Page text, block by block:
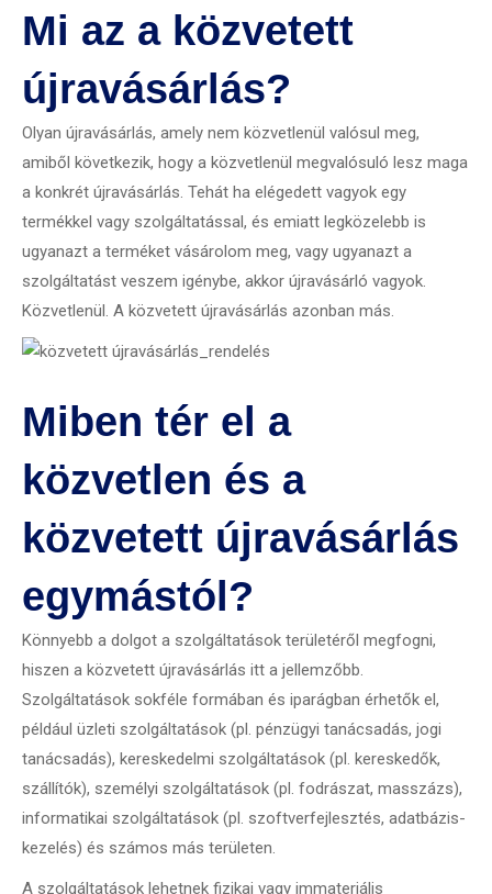
Mi az a közvetett
újravásárlás?
Olyan újravásárlás, amely nem közvetlenül valósul meg,
amiből következik, hogy a közvetlenül megvalósuló lesz maga
a konkrét újravásárlás. Tehát ha elégedett vagyok egy
termékkel vagy szolgáltatással, és emiatt legközelebb is
ugyanazt a terméket vásárolom meg, vagy ugyanazt a
szolgáltatást veszem igénybe, akkor újravásárló vagyok.
Közvetlenül. A közvetett újravásárlás azonban más.
Miben tér el a
közvetlen és a
közvetett újravásárlás
egymástól?
Könnyebb a dolgot a szolgáltatások területéről megfogni,
hiszen a közvetett újravásárlás itt a jellemzőbb.
Szolgáltatások sokféle formában és iparágban érhetők el,
például üzleti szolgáltatások (pl. pénzügyi tanácsadás, jogi
tanácsadás), kereskedelmi szolgáltatások (pl. kereskedők,
szállítók), személyi szolgáltatások (pl. fodrászat, masszázs),
informatikai szolgáltatások (pl. szoftverfejlesztés, adatbázis-
kezelés) és számos más területen.
A szolgáltatások lehetnek fizikai vagy immateriális